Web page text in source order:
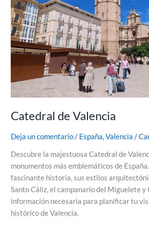
Catedral de Valencia
Deja un comentario / España,Valencia /
Descubre la majestuosa Catedral de
monumentos más emblemáticos de
fascinante historia, sus estilos
Santo Cáliz, el campanario del Miguelete y
información necesaria para planificar tu
histórico de Valencia.